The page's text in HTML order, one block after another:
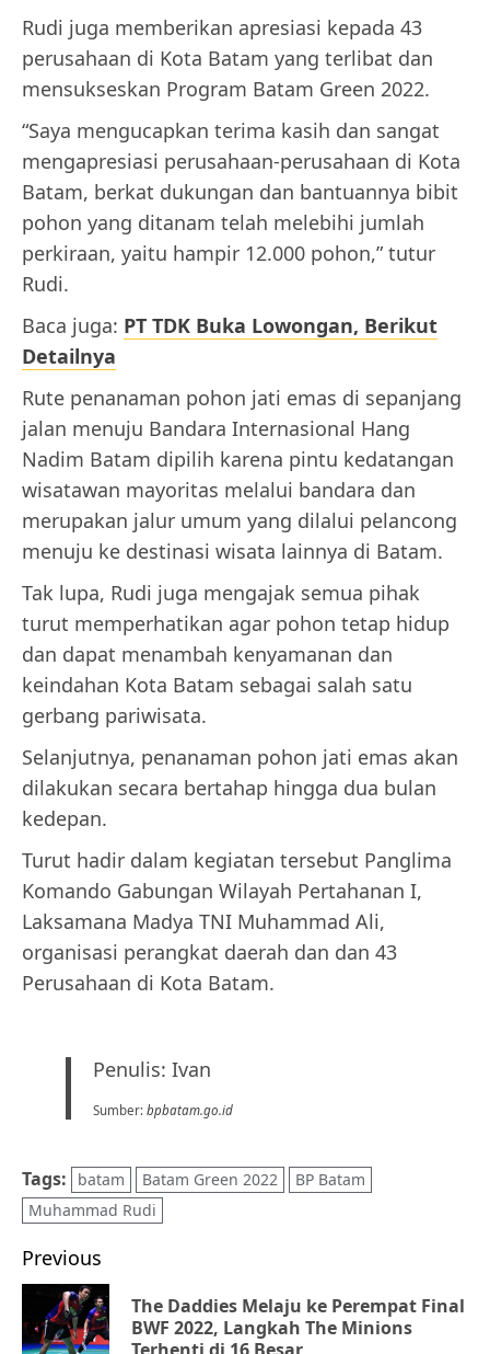
Rudi juga memberikan apresiasi kepada 43
perusahaan di Kota Batam yang terlibat dan
mensukseskan Program Batam Green 2022.
“Saya mengucapkan terima kasih dan sangat
mengapresiasi perusahaan-perusahaan di Kota
Batam, berkat dukungan dan bantuannya bibit
pohon yang ditanam telah melebihi jumlah
perkiraan, yaitu hampir 12.000 pohon,” tutur
Rudi.
Baca juga: PT TDK Buka Lowongan, Berikut
Detailnya
Rute penanaman pohon jati emas di sepanjang
jalan menuju Bandara Internasional Hang
Nadim Batam dipilih karena pintu kedatangan
wisatawan mayoritas melalui bandara dan
merupakan jalur umum yang dilalui pelancong
menuju ke destinasi wisata lainnya di Batam.
Tak lupa, Rudi juga mengajak semua pihak
turut memperhatikan agar pohon tetap hidup
dan dapat menambah kenyamanan dan
keindahan Kota Batam sebagai salah satu
gerbang pariwisata.
Selanjutnya, penanaman pohon jati emas akan
dilakukan secara bertahap hingga dua bulan
kedepan.
Turut hadir dalam kegiatan tersebut Panglima
Komando Gabungan Wilayah Pertahanan I,
Laksamana Madya TNI Muhammad Ali,
organisasi perangkat daerah dan dan 43
Perusahaan di Kota Batam.
Penulis: Ivan
Sumber:bpbatam.go.id
Tags: batam Batam Green 2022
BP Batam
Muhammad Rudi
Post
navigation
Previous
The Daddies Melaju ke Perempat Final
BWF 2022, Langkah The Minions
Terhenti di 16 Besar